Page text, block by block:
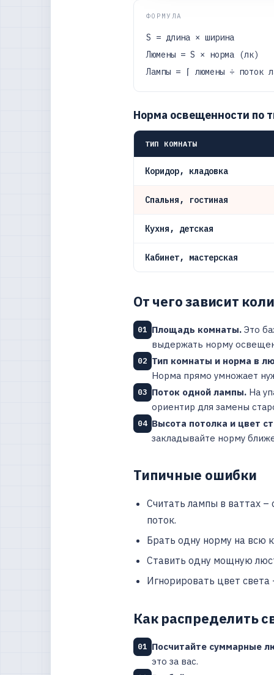
ФОРМУЛА
S = длина × ширина
Люмены = S × норма (лк)
Лампы = ⌈ люмены ÷ поток
Норма освещенности по
ТИП КОМНАТЫ
Коридор, кладовка
Спальня, гостиная
Кухня, детская
Кабинет, мастерская
От чего зависит
01 Площадь комнаты. Это
выдержать норму
02 Тип комнаты и норма в
Норма прямо умножает
03 Поток одной лампы. На
ориентир для замены
04 Высота потолка и цвет
закладывайте норму
Типичные ошибки
Считать лампы в ваттах
поток.
Брать одну норму на всю
Ставить одну мощную
Игнорировать цвет
Как распределить
01 Посчитайте суммарные
это за вас.